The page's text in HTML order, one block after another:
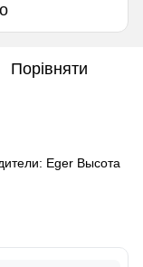
Порівняти
Eger Высота